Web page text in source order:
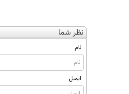
نظر شما
نام
ایمیل